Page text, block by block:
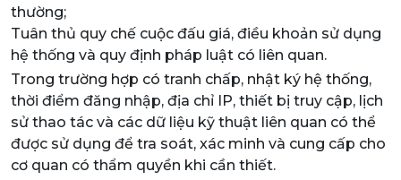
thường;
Tuân thủ quy chế cuộc đấu giá, điều khoản sử dụng
hệ thống và quy định pháp luật có liên quan.
Trong trường hợp có tranh chấp, nhật ký hệ thống,
thời điểm đăng nhập, địa chỉ IP, thiết bị truy cập, lịch
sử thao tác và các dữ liệu kỹ thuật liên quan có thể
được sử dụng để tra soát, xác minh và cung cấp cho
cơ quan có thẩm quyền khi cần thiết.